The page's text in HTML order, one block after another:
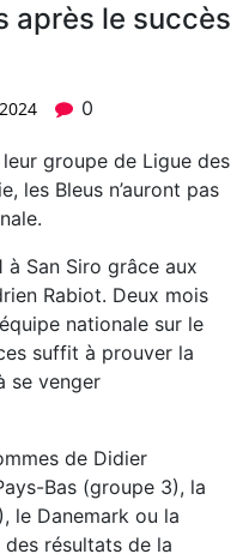
après le succès
0
groupe de Ligue des
les Bleus n’auront pas
à San Siro grâce aux
Rabiot. Deux mois
nationale sur le
suffit à prouver la
se venger
de Didier
Bas (groupe 3), la
le Danemark ou la
résultats de la